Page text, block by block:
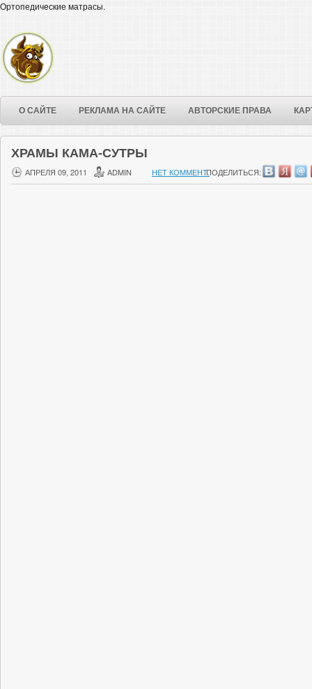
Ортопедические матрасы.
О САЙТЕ РЕКЛАМА НА САЙТЕ АВТОРСКИЕ ПРАВА
ХРАМЫ КАМА-СУТРЫ
АПРЕЛЯ 09, 2011 ADMIN НЕТ КОММЕНТ.ПОДЕЛИТЬСЯ: